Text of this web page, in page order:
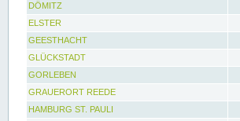
DÖMITZ
ELSTER
GEESTHACHT
GLÜCKSTADT
GORLEBEN
GRAUERORT REEDE
HAMBURG ST. PAULI